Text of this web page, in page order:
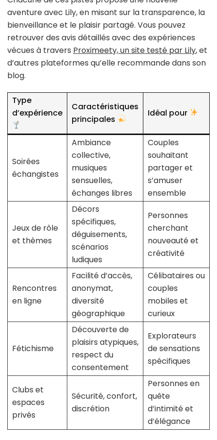
aventure avec Lily, en misant sur la transparence, la
bienveillance et le plaisir partagé. Vous pouvez
retrouver des avis détaillés avec des expériences
vécues à travers Proximeety, un site testé par Lily, et
d’autres plateformes qu’elle recommande dans son
blog.
Type
d’expérience
Caractéristiques
principales
Idéal pour
Soirées
échangistes
Ambiance
collective,
musiques
sensuelles,
échanges libres
Couples
souhaitant
partager et
s’amuser
ensemble
Jeux de rôle
et thèmes
Décors
spécifiques,
déguisements,
scénarios
ludiques
Personnes
cherchant
nouveauté et
créativité
Rencontres
en ligne
Facilité d’accès,
anonymat,
diversité
géographique
Célibataires ou
couples
mobiles et
curieux
Fétichisme
Découverte de
plaisirs atypiques,
respect du
consentement
Explorateurs
de sensations
spécifiques
Clubs et
espaces
privés
Sécurité, confort,
discrétion
Personnes en
quête
d’intimité et
d’élégance